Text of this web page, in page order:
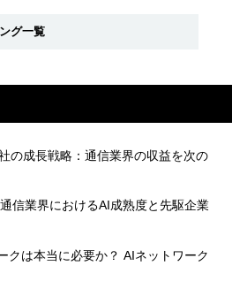
グ一覧
の成長戦略：通信業界の収益を次の
信業界におけるAI成熟度と先駆企業
クは本当に必要か？ AIネットワーク